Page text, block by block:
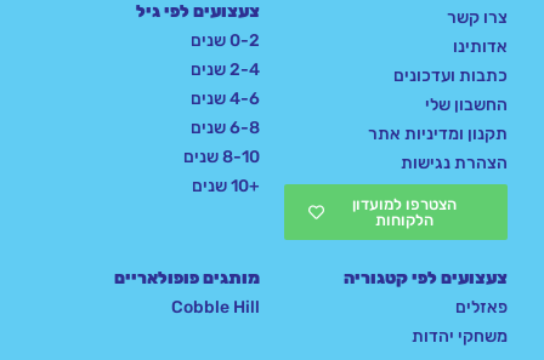
צרו קשר
אדותינו
כתבות ועדכונים
החשבון שלי
תקנון ומדיניות אתר
הצהרת נגישות
הצטרפו למועדון
הלקוחות
צעצועים לפי גיל
0-2 שנים
2-4 שנים
4-6 שנים
6-8 שנים
8-10 שנים
+10 שנים
צעצועים לפי קטגוריה
פאזלים
משחקי יהדות
מותגים פופולאריים
Cobble Hill